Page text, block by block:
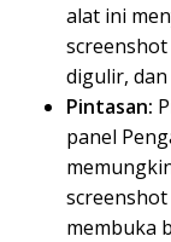
alat ini
digulir,
Pintasan:
panel
membuka